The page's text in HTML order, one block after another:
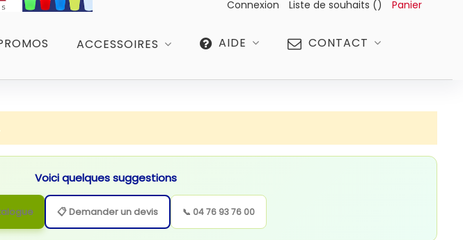
Connexion Liste de souhaits () Panier
ACCESSOIRES AIDE CONTACT
Voici quelques suggestions
📋 Demander un devis 📞 04 76 93 76 00